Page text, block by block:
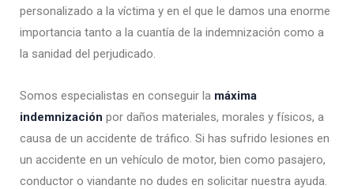
personalizado a la víctima y en el que le damos una enorme
importancia tanto a la cuantía de la indemnización como a
la sanidad del perjudicado.
Somos especialistas en conseguir la máxima
indemnización por daños materiales, morales y físicos, a
causa de un accidente de tráfico. Si has sufrido lesiones en
un accidente en un vehículo de motor, bien como pasajero,
conductor o viandante no dudes en solicitar nuestra ayuda.